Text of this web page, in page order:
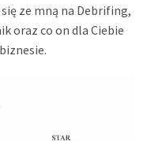
ze mną na Debrifing,
oraz co on dla Ciebie